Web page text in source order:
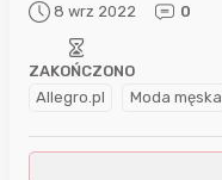
8 wrz 2022 0
Allegro.pl Moda męska
ZAKOŃCZONO